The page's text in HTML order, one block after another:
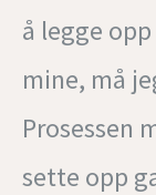
å legge
mine, må
Prosessen
sette opp